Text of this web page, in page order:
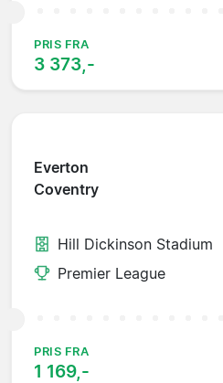
PRIS FRA
3 373,-
Everton
Coventry
Hill Dickinson Stadium
Premier League
PRIS FRA
1 169,-